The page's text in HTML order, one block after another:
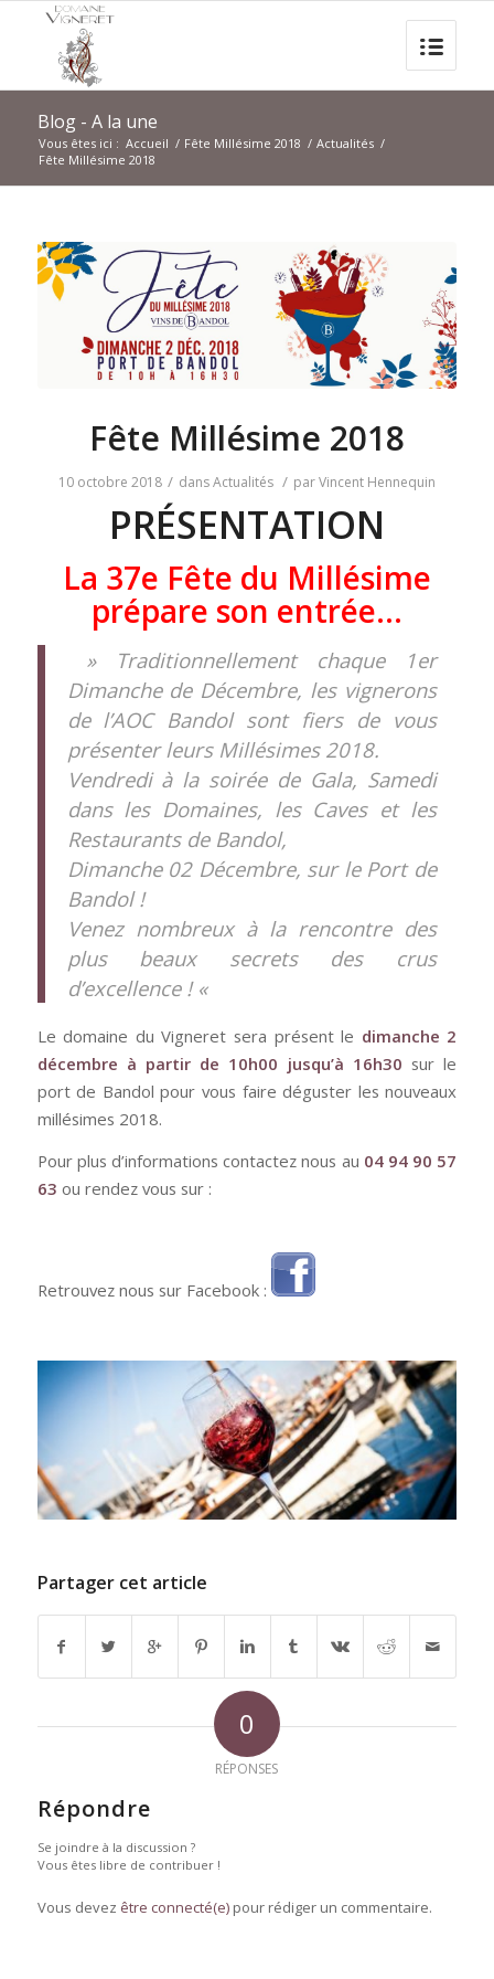
Blog - A la une
Vous êtes ici : Accueil / Fête Millésime 2018 / Actualités /
Fête Millésime 2018
Fête Millésime 2018
10 octobre 2018 / dansActualités / parVincent Hennequin
PRÉSENTATION
La 37e Fête du Millésime
prépare son entrée…
» Traditionnellement chaque 1er
Dimanche de Décembre, les vignerons
de l’AOC Bandol sont fiers de vous
présenter leurs Millésimes 2018.
Vendredi à la soirée de Gala, Samedi
dans les Domaines, les Caves et les
Restaurants de Bandol,
Dimanche 02 Décembre, sur le Port de
Bandol !
Venez nombreux à la rencontre des
plus beaux secrets des crus
d’excellence ! «
Le domaine du Vigneret sera présent le dimanche 2
décembre à partir de 10h00 jusqu’à 16h30 sur le
port de Bandol pour vous faire déguster les nouveaux
millésimes 2018.
Pour plus d’informations contactez nous au 04 94 90 57
63 ou rendez vous sur :
Retrouvez nous sur Facebook :
Partager cet article
0
RÉPONSES
Répondre
Se joindre à la discussion ?
Vous êtes libre de contribuer !
Vous devez être connecté(e)pour rédiger un commentaire.